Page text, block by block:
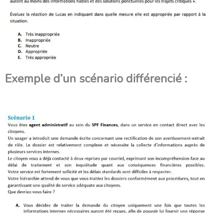
Exemple d’un scénario différencié :